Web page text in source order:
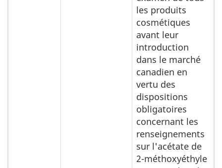
les produits
cosmétiques
avant leur
introduction
dans le marché
canadien en
vertu des
dispositions
obligatoires
concernant les
renseignements
sur l'acétate de
2-méthoxyéthyle